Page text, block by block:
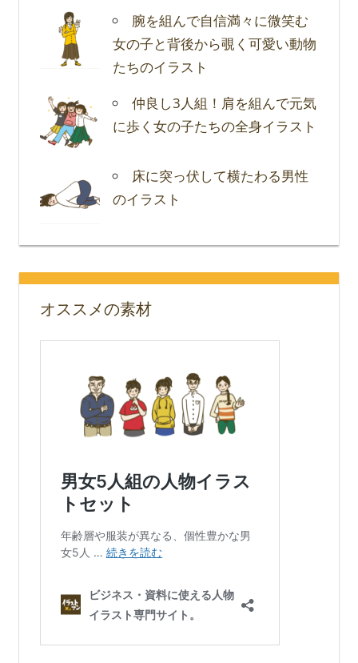
腕を組んで自信満々に微笑む
女の子と背後から覗く可愛い動物
たちのイラスト
仲良し3人組！肩を組んで元気
に歩く女の子たちの全身イラスト
床に突っ伏して横たわる男性
のイラスト
オススメの素材